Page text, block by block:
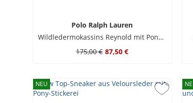
Polo Ralph Lauren
Wildledermokassins Reynold mit Pony-Stickerei
175,00 € 87,50 €
NEU